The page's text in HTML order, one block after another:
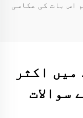
اس بات کی عکاسی
اکثر
سوالات